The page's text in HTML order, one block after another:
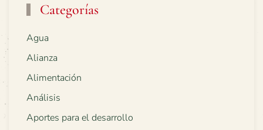
Categorías
Agua
Alianza
Alimentación
Análisis
Aportes para el desarrollo